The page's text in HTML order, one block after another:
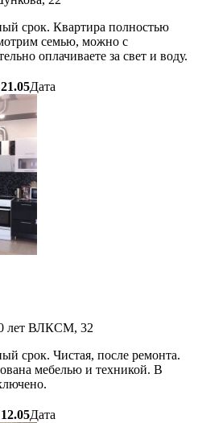
срок. Квартира полностью
семью, можно с
оплачиваете за свет и воду.
21.05Дата
лет ВЛКСМ, 32
срок. Чистая, после ремонта.
мебелью и техникой. В
12.05Дата